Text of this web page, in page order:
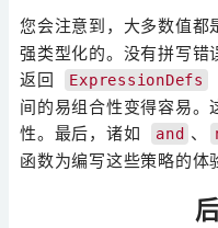
您会注意到，大多数值都
强类型化的。没有拼写错
返回
ExpressionDefs
间的易组合性变得容易。
性。最后，诸如
and 、
函数为编写这些策略的体